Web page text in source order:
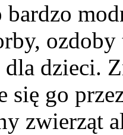
dzieci.
się go
zwierząt